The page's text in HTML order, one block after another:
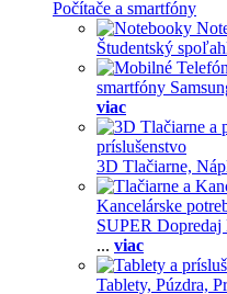
Počítače a smartfóny
Študentský
smartfóny
viac
príslušenstvo
3D Tlačiarne,
Kancelárske
SUPER
... viac
Tablety, Púzdra,